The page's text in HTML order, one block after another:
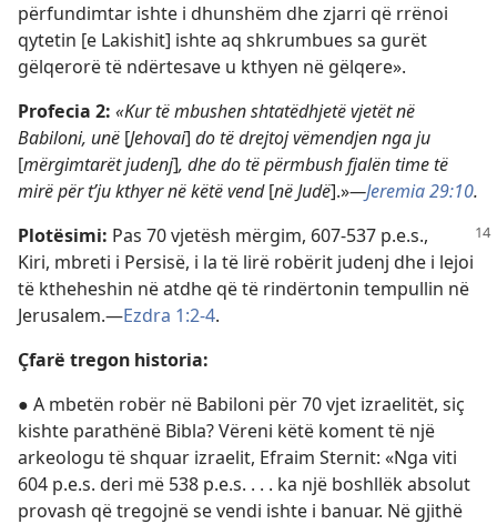
përfundimtar ishte i dhunshëm dhe zjarri që rrënoi
qytetin [e Lakishit] ishte aq shkrumbues sa gurët
gëlqerorë të ndërtesave u kthyen në gëlqere».
Profecia 2: «Kur të mbushen shtatëdhjetë vjetët në
Babiloni, unë [Jehovai] do të drejtoj vëmendjen nga ju
[mërgimtarët judenj], dhe do të përmbush fjalën time të
mirë për t’ju kthyer në këtë vend[në Judë].»​—Jeremia 29:10.
Plotësimi: Pas 70 vjetësh mërgim, 607-537 p.e.s.,
Kiri, mbreti i Persisë, i la të lirë robërit judenj dhe i lejoi
të ktheheshin në atdhe që të rindërtonin tempullin në
Jerusalem.​—Ezdra 1:2-4.
Çfarë tregon historia:
● A mbetën robër në Babiloni për 70 vjet izraelitët, siç
kishte parathënë Bibla? Vëreni këtë koment të një
arkeologu të shquar izraelit, Efraim Sternit: «Nga viti
604 p.e.s. deri më 538 p.e.s. . . . ka një boshllëk absolut
provash që tregojnë se vendi ishte i banuar. Në gjithë